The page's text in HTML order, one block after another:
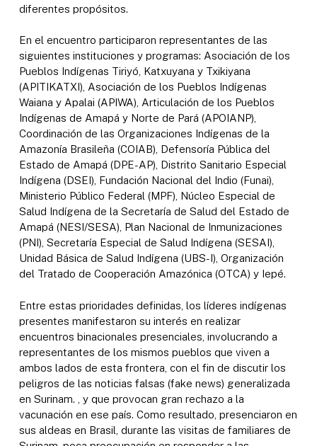
diferentes propósitos.
En el encuentro participaron representantes de las
siguientes instituciones y programas: Asociación de los
Pueblos Indígenas Tiriyó, Katxuyana y Txikiyana
(APITIKATXI), Asociación de los Pueblos Indígenas
Waiana y Apalai (APIWA), Articulación de los Pueblos
Indígenas de Amapá y Norte de Pará (APOIANP),
Coordinación de las Organizaciones Indígenas de la
Amazonía Brasileña (COIAB), Defensoría Pública del
Estado de Amapá (DPE-AP), Distrito Sanitario Especial
Indígena (DSEI), Fundación Nacional del Indio (Funai),
Ministerio Público Federal (MPF), Núcleo Especial de
Salud Indígena de la Secretaría de Salud del Estado de
Amapá (NESI/SESA), Plan Nacional de Inmunizaciones
(PNI), Secretaría Especial de Salud Indígena (SESAI),
Unidad Básica de Salud Indígena (UBS-I), Organización
del Tratado de Cooperación Amazónica (OTCA) y Iepé.
Entre estas prioridades definidas, los líderes indígenas
presentes manifestaron su interés en realizar
encuentros binacionales presenciales, involucrando a
representantes de los mismos pueblos que viven a
ambos lados de esta frontera, con el fin de discutir los
peligros de las noticias falsas (fake news) generalizada
en Surinam. , y que provocan gran rechazo a la
vacunación en ese país. Como resultado, presenciaron en
sus aldeas en Brasil, durante las visitas de familiares de